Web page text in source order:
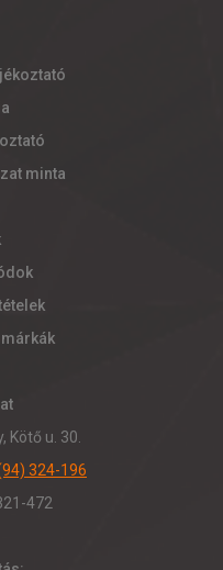
minta
Kötő u. 30.
324-196
472